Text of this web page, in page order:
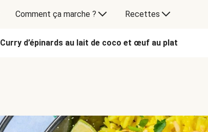
Comment ça marche ? Recettes
Curry d’épinards au lait de coco et œuf au plat